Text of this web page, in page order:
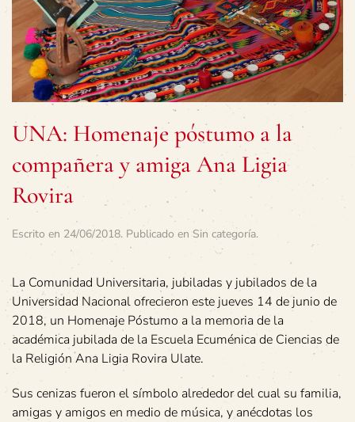
UNA: Homenaje póstumo a la
compañera y amiga Ana Ligia
Rovira
Escrito en 24/06/2018. Publicado en Sin categoría.
La Comunidad Universitaria, jubiladas y jubilados de la
Universidad Nacional ofrecieron este jueves 14 de junio de
2018, un Homenaje Póstumo a la memoria de la
académica jubilada de la Escuela Ecuménica de Ciencias de
la Religión Ana Ligia Rovira Ulate.
Sus cenizas fueron el símbolo alrededor del cual su familia,
amigas y amigos en medio de música, y anécdotas los